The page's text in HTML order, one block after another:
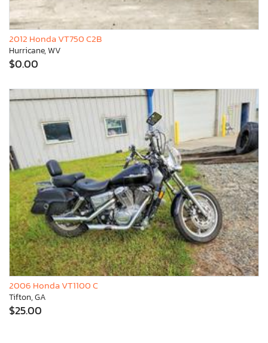
2012 Honda VT750 C2B
Hurricane, WV
$0.00
2006 Honda VT1100 C
Tifton, GA
$25.00